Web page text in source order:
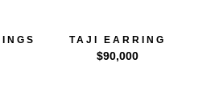
TAJI EARRING
$90,000